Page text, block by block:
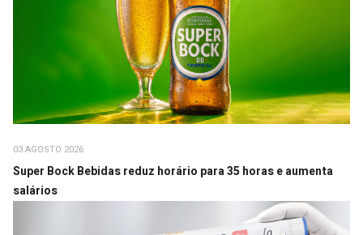
03 AGOSTO 2026
Super Bock Bebidas reduz horário para 35 horas e aumenta
salários